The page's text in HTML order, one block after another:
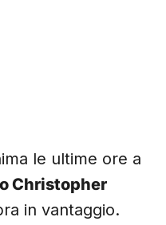
le ultime ore a
Christopher
in vantaggio.